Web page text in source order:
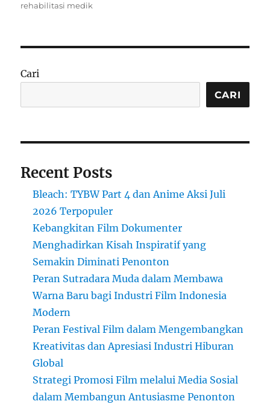
rehabilitasi medik
Cari
CARI
Recent Posts
Bleach: TYBW Part 4 dan Anime Aksi Juli
2026 Terpopuler
Kebangkitan Film Dokumenter
Menghadirkan Kisah Inspiratif yang
Semakin Diminati Penonton
Peran Sutradara Muda dalam Membawa
Warna Baru bagi Industri Film Indonesia
Modern
Peran Festival Film dalam Mengembangkan
Kreativitas dan Apresiasi Industri Hiburan
Global
Strategi Promosi Film melalui Media Sosial
dalam Membangun Antusiasme Penonton